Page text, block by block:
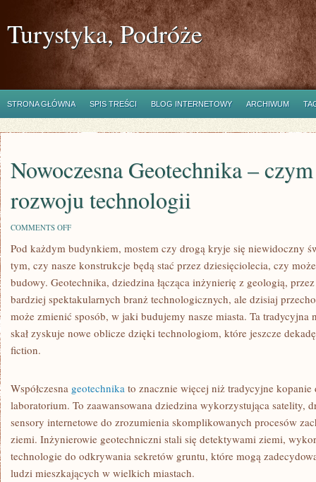
Turystyka, Podróże
STRONA GŁÓWNA SPIS TREŚCI BLOG INTERNETOWY ARCHIWUM
Nowoczesna Geotechnika –
rozwoju technologii
COMMENTS OFFON
GEOTECHNIKA
CZYM
JEST
OBLICZU
ROZWOJU
TECHNOLOGII
Pod każdym budynkiem, mostem czy drogą kryje się niewidoczny
tym, czy nasze konstrukcje będą stać przez dziesięciolecia, czy
budowy. Geotechnika, dziedzina łącząca inżynierię z geologią,
bardziej spektakularnych branż technologicznych, ale dzisiaj
może zmienić sposób, w jaki budujemy nasze miasta. Ta tradycyjna
skał zyskuje nowe oblicze dzięki technologiom, które jeszcze
fiction.
Współczesna geotechnika to znacznie więcej niż tradycyjne
laboratorium. To zaawansowana dziedzina wykorzystująca satelity,
sensory internetowe do zrozumienia skomplikowanych procesów
ziemi. Inżynierowie geotechniczni stali się detektywami ziemi,
technologie do odkrywania sekretów gruntu, które mogą
ludzi mieszkających w wielkich miastach.